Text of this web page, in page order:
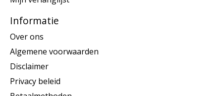
Informatie
Over ons
Algemene voorwaarden
Disclaimer
Privacy beleid